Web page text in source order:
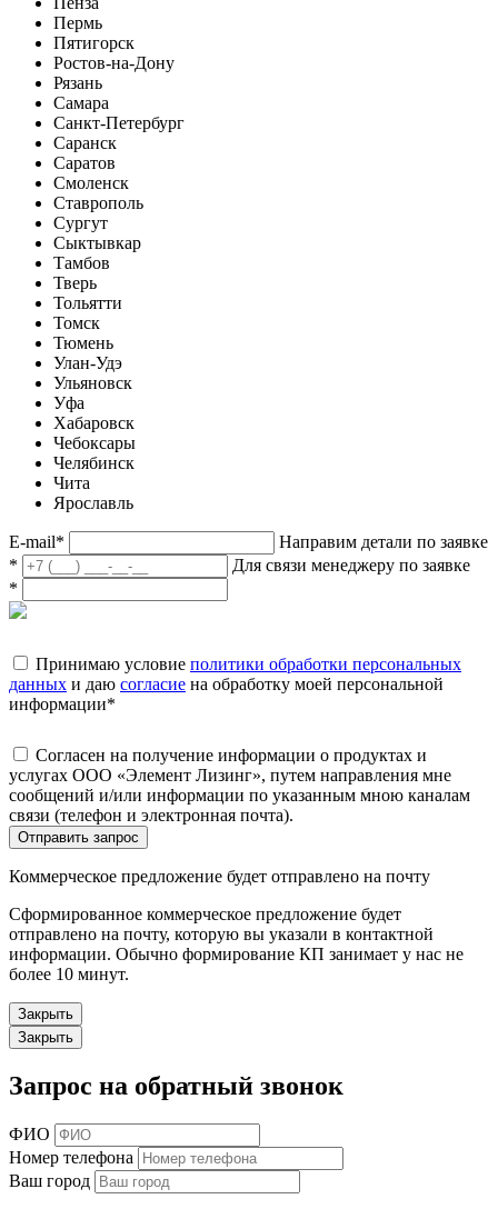
Пермь
Пятигорск
Ростов-на-Дону
Рязань
Самара
Санкт-Петербург
Саранск
Саратов
Смоленск
Ставрополь
Сургут
Сыктывкар
Тамбов
Тверь
Тольятти
Томск
Тюмень
Улан-Удэ
Ульяновск
Уфа
Хабаровск
Чебоксары
Челябинск
Чита
Ярославль
E-mail*
Направим детали по заявке
*
Для связи менеджеру по заявке
*
Принимаю условие политики обработки персональных
данных и даю согласие на обработку моей персональной
информации*
Согласен на получение информации о продуктах и
услугах ООО «Элемент Лизинг», путем направления мне
сообщений и/или информации по указанным мною каналам
связи (телефон и электронная почта).
Отправить запрос
Коммерческое предложение будет отправлено на почту
Сформированное коммерческое предложение будет
отправлено на почту, которую вы указали в контактной
информации. Обычно формирование КП занимает у нас не
более 10 минут.
Закрыть
Закрыть
Запрос на обратный звонок
ФИО
Номер телефона
Ваш город